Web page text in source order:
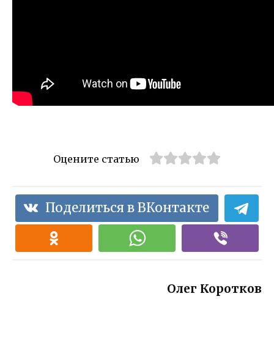
Оцените статью
Поделиться в ВКонтакте
Олег Коротков